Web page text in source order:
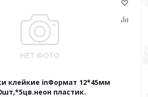
клейкие inФормат 12*45мм
пластик.